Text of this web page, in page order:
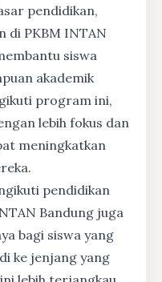
pendidikan,
di PKBM INTAN
siswa
akademik
program ini,
lebih fokus dan
meningkatkan
pendidikan
Bandung juga
bagi siswa yang
ke jenjang yang